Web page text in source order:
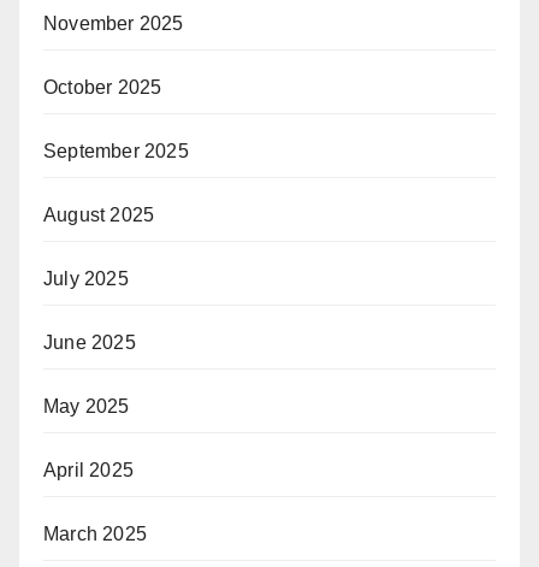
November 2025
October 2025
September 2025
August 2025
July 2025
June 2025
May 2025
April 2025
March 2025